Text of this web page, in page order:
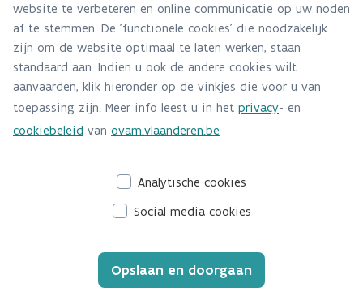
Onderzoek en wetenschappen
Hoe weet je of een plan duurzaam is?
Welk onderzoek is daarvoor nodig en wie
kan helpen?
website te verbeteren en online communicatie op uw noden
af te stemmen. De 'functionele cookies' die noodzakelijk
zijn om de website optimaal te laten werken, staan
standaard aan. Indien u ook de andere cookies wilt
aanvaarden, klik hieronder op de vinkjes die voor u van
toepassing zijn. Meer info leest u in het privacy- en
cookiebeleid van ovam.vlaanderen.be
Analytische cookies
Social media cookies
Opslaan en doorgaan